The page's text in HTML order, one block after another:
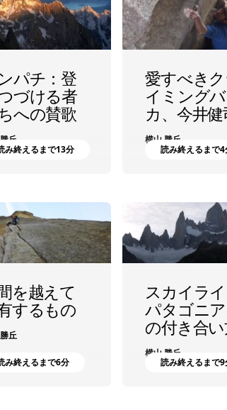
パチ：登
づける者
への賛歌
丘
み終えるまで13分
愛すべき
イミングバ
カ、今井健
横山 勝丘
読み終えるまで4
を越えて
するもの
丘
み終えるまで6分
スカイラ
パタゴニ
の付き合
横山 勝丘
読み終えるまで9